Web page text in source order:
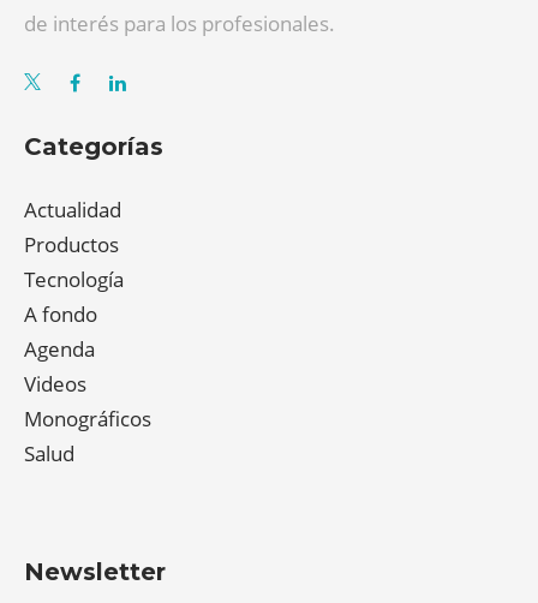
de interés para los profesionales.
Categorías
Actualidad
Productos
Tecnología
A fondo
Agenda
Videos
Monográficos
Salud
Newsletter